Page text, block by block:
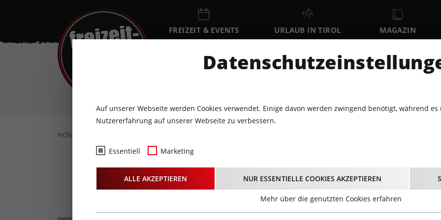
FREIZEIT & EVENTS URLAUB IN TIROL MAGAZIN
EVENTKALENDER
SO MO DI 12
HOME
Alvaro Soler
12.09.2026 - Beginn 20:00 Uhr
Auf unserer Webseite werden Cookies verwendet. Einige davon werden zwingend benötigt, während
Nutzererfahrung auf unserer Webseite zu verbessern.
Essentiell Marketing
ALLE AKZEPTIEREN NUR ESSENTIELLE COOKIES AKZEPTIEREN
Mehr über die genutzten Cookies erfahren